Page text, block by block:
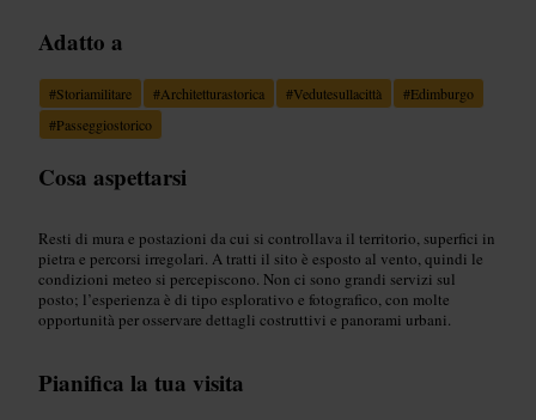
Adatto a
#Storiamilitare #Architetturastorica #Vedutesullacittà #Edimburgo
#Passeggiostorico
Cosa aspettarsi
Resti di mura e postazioni da cui si controllava il territorio, superfici in
pietra e percorsi irregolari. A tratti il sito è esposto al vento, quindi le
condizioni meteo si percepiscono. Non ci sono grandi servizi sul
posto; l’esperienza è di tipo esplorativo e fotografico, con molte
opportunità per osservare dettagli costruttivi e panorami urbani.
Pianifica la tua visita